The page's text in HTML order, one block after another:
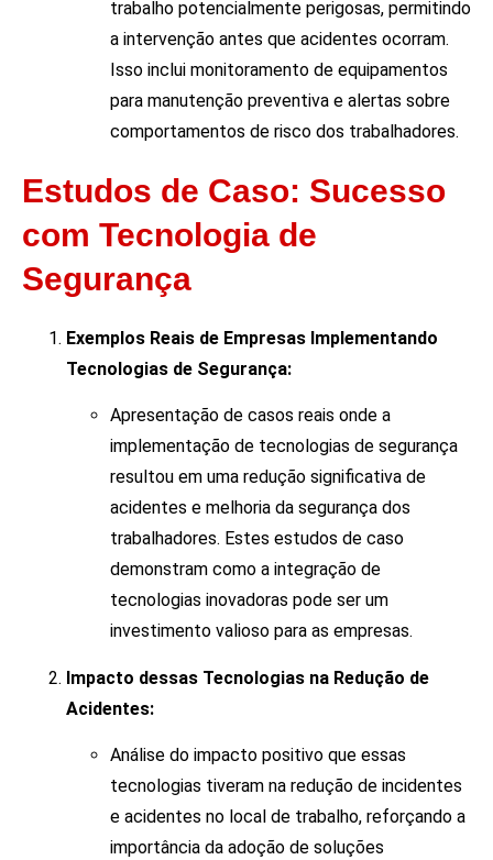
trabalho potencialmente perigosas, permitindo
a intervenção antes que acidentes ocorram.
Isso inclui monitoramento de equipamentos
para manutenção preventiva e alertas sobre
comportamentos de risco dos trabalhadores.
Estudos de Caso: Sucesso
com Tecnologia de
Segurança
Exemplos Reais de Empresas Implementando
Tecnologias de Segurança:
Apresentação de casos reais onde a
implementação de tecnologias de segurança
resultou em uma redução significativa de
acidentes e melhoria da segurança dos
trabalhadores. Estes estudos de caso
demonstram como a integração de
tecnologias inovadoras pode ser um
investimento valioso para as empresas.
Impacto dessas Tecnologias na Redução de
Acidentes:
Análise do impacto positivo que essas
tecnologias tiveram na redução de incidentes
e acidentes no local de trabalho, reforçando a
importância da adoção de soluções